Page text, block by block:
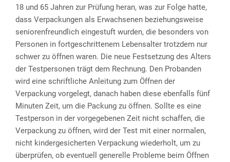
18 und 65 Jahren zur Prüfung heran, was zur Folge hatte,
dass Verpackungen als Erwachsenen beziehungsweise
seniorenfreundlich eingestuft wurden, die besonders von
Personen in fortgeschrittenem Lebensalter trotzdem nur
schwer zu öffnen waren. Die neue Festsetzung des Alters
der Testpersonen trägt dem Rechnung. Den Probanden
wird eine schriftliche Anleitung zum Öffnen der
Verpackung vorgelegt, danach haben diese ebenfalls fünf
Minuten Zeit, um die Packung zu öffnen. Sollte es eine
Testperson in der vorgegebenen Zeit nicht schaffen, die
Verpackung zu öffnen, wird der Test mit einer normalen,
nicht kindergesicherten Verpackung wiederholt, um zu
überprüfen, ob eventuell generelle Probleme beim Öffnen